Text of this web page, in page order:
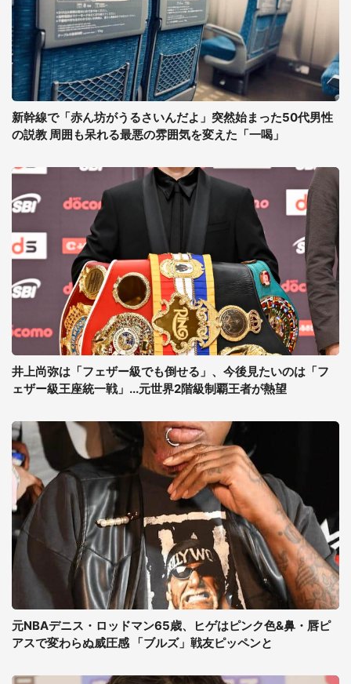
新幹線で「赤ん坊がうるさいんだよ」突然始まった50代男性
の説教 周囲も呆れる最悪の雰囲気を変えた「一喝」
井上尚弥は「フェザー級でも倒せる」、今後見たいのは「フ
ェザー級王座統一戦」...元世界2階級制覇王者が熱望
元NBAデニス・ロッドマン65歳、ヒゲはピンク色&鼻・唇ピ
アスで変わらぬ威圧感 「ブルズ」戦友ピッペンと